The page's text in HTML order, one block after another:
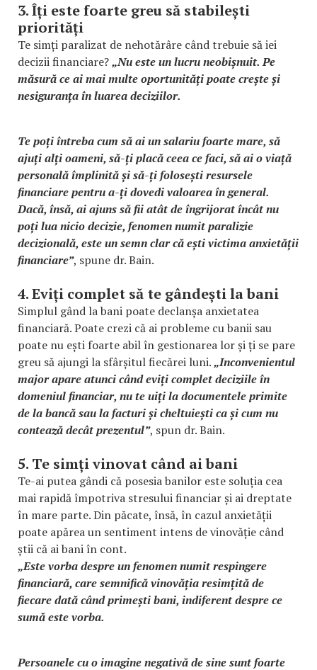
3. Îți este foarte greu să stabilești
priorități
Te simți paralizat de nehotărâre când trebuie să iei
decizii financiare?„Nu este un lucru neobișnuit. Pe
măsură ce ai mai multe oportunități poate crește și
nesiguranța în luarea deciziilor.
Te poți întreba cum să ai un salariu foarte mare, să
ajuți alți oameni, să-ți placă ceea ce faci, să ai o viață
personală împlinită și să-ți folosești resursele
financiare pentru a-ți dovedi valoarea în general.
Dacă, însă, ai ajuns să fii atât de îngrijorat încât nu
poți lua nicio decizie, fenomen numit paralizie
decizională, este un semn clar că ești victima anxietății
financiare”, spune dr. Bain.
4. Eviți complet să te gândești la bani
Simplul gând la bani poate declanșa anxietatea
financiară. Poate crezi că ai probleme cu banii sau
poate nu ești foarte abil în gestionarea lor și ți se pare
greu să ajungi la sfârșitul fiecărei luni.„Inconvenientul
major apare atunci când eviți complet deciziile în
domeniul financiar, nu te uiți la documentele primite
de la bancă sau la facturi și cheltuiești ca și cum nu
contează decât prezentul”, spun dr. Bain.
5. Te simți vinovat când ai bani
Te-ai putea gândi că posesia banilor este soluția cea
mai rapidă împotriva stresului financiar și ai dreptate
în mare parte. Din păcate, însă, în cazul anxietății
poate apărea un sentiment intens de vinovăție când
știi că ai bani în cont.
„Este vorba despre un fenomen numit respingere
financiară, care semnifică vinovăția resimțită de
fiecare dată când primești bani, indiferent despre ce
sumă este vorba.
Persoanele cu o imagine negativă de sine sunt foarte